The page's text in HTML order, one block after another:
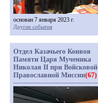
основан 7 января 2023 г.
Другие события
Отдел Казачьего Конвоя
Памяти Царя Мученика
Николая II при Войсковой
Православной Миссии(67)